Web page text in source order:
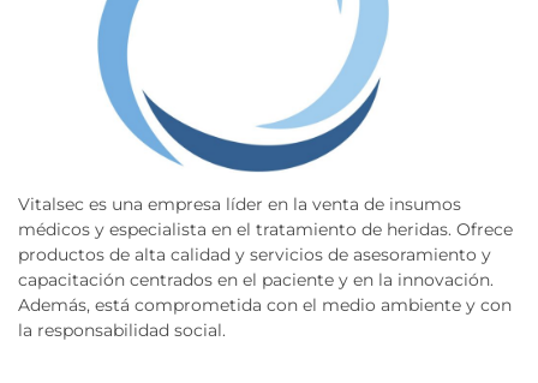
Vitalsec es una empresa líder en la venta de insumos
médicos y especialista en el tratamiento de heridas. Ofrece
productos de alta calidad y servicios de asesoramiento y
capacitación centrados en el paciente y en la innovación.
Además, está comprometida con el medio ambiente y con
la responsabilidad social.